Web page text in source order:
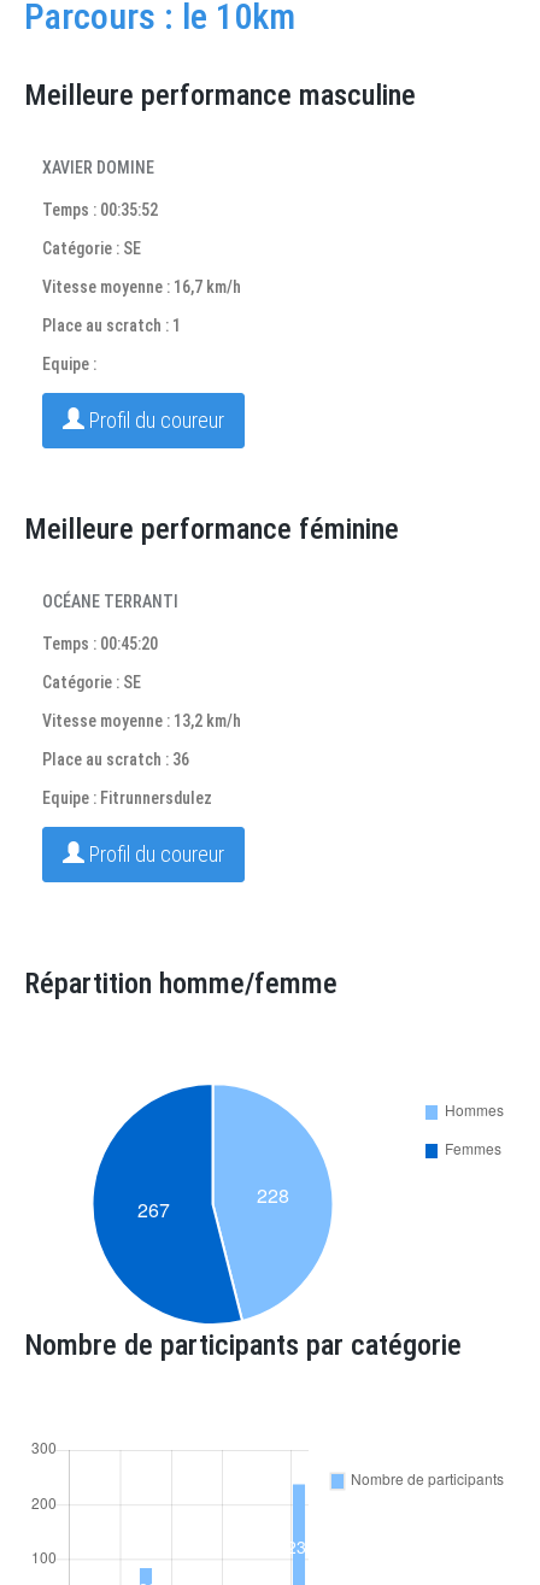
Parcours : le 10km
Meilleure performance masculine
XAVIER DOMINE
Temps : 00:35:52
Catégorie : SE
Vitesse moyenne : 16,7 km/h
Place au scratch : 1
Equipe :
Profil du coureur
Meilleure performance féminine
OCÉANE TERRANTI
Temps : 00:45:20
Catégorie : SE
Vitesse moyenne : 13,2 km/h
Place au scratch : 36
Equipe : Fitrunnersdulez
Profil du coureur
Répartition homme/femme
Nombre de participants par catégorie